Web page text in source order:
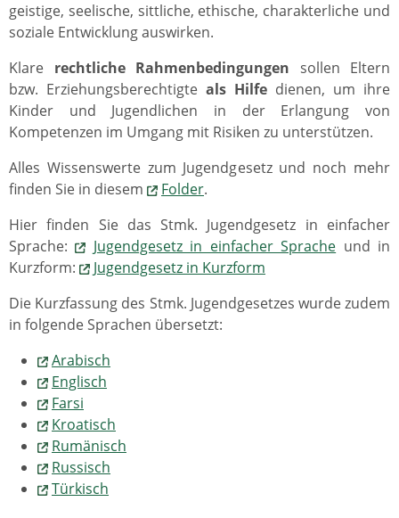
geistige, seelische, sittliche, ethische, charakterliche und
soziale Entwicklung auswirken.
Klare rechtliche Rahmenbedingungen sollen Eltern
bzw. Erziehungsberechtigte als Hilfe dienen, um ihre
Kinder und Jugendlichen in der Erlangung von
Kompetenzen im Umgang mit Risiken zu unterstützen.
Alles Wissenswerte zum Jugendgesetz und noch mehr
finden Sie in diesem
Folder.
Hier finden Sie das Stmk. Jugendgesetz in einfacher
Sprache:
Jugendgesetz in einfacher Sprache und in
Kurzform:
Jugendgesetz in Kurzform
Die Kurzfassung des Stmk. Jugendgesetzes wurde zudem
in folgende Sprachen übersetzt:
Arabisch
Englisch
Farsi
Kroatisch
Rumänisch
Russisch
Türkisch